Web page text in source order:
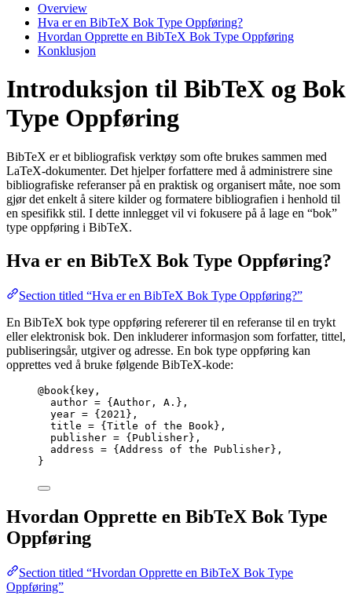
Overview
Hva er en BibTeX Bok Type Oppføring?
Hvordan Opprette en BibTeX Bok Type Oppføring
Konklusjon
Introduksjon til BibTeX og Bok
Type Oppføring
BibTeX er et bibliografisk verktøy som ofte brukes sammen med
LaTeX-dokumenter. Det hjelper forfattere med å administrere sine
bibliografiske referanser på en praktisk og organisert måte, noe som
gjør det enkelt å sitere kilder og formatere bibliografien i henhold til
en spesifikk stil. I dette innlegget vil vi fokusere på å lage en “bok”
type oppføring i BibTeX.
Hva er en BibTeX Bok Type Oppføring?
Section titled “Hva er en BibTeX Bok Type Oppføring?”
En BibTeX bok type oppføring refererer til en referanse til en trykt
eller elektronisk bok. Den inkluderer informasjon som forfatter, tittel,
publiseringsår, utgiver og adresse. En bok type oppføring kan
opprettes ved å bruke følgende BibTeX-kode:
@book{key,
author = {Author, A.},
year = {2021},
title = {Title of the Book},
publisher = {Publisher},
address = {Address of the Publisher},
}
Hvordan Opprette en BibTeX Bok Type
Oppføring
Section titled “Hvordan Opprette en BibTeX Bok Type
Oppføring”